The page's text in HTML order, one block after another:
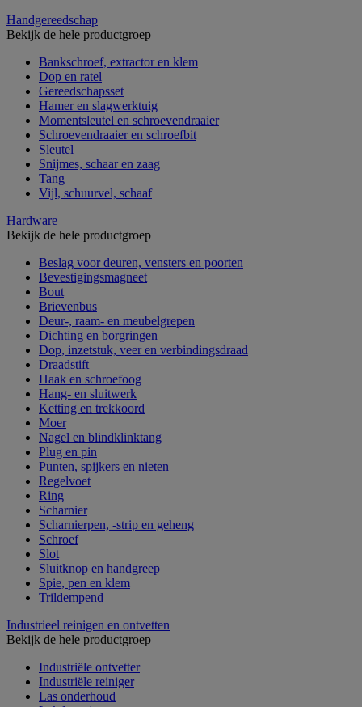
Handgereedschap
Bekijk de hele productgroep
Bankschroef, extractor en klem
Dop en ratel
Gereedschapsset
Hamer en slagwerktuig
Momentsleutel en schroevendraaier
Schroevendraaier en schroefbit
Sleutel
Snijmes, schaar en zaag
Tang
Vijl, schuurvel, schaaf
Hardware
Bekijk de hele productgroep
Beslag voor deuren, vensters en poorten
Bevestigingsmagneet
Bout
Brievenbus
Deur-, raam- en meubelgrepen
Dichting en borgringen
Dop, inzetstuk, veer en verbindingsdraad
Draadstift
Haak en schroefoog
Hang- en sluitwerk
Ketting en trekkoord
Moer
Nagel en blindklinktang
Plug en pin
Punten, spijkers en nieten
Regelvoet
Ring
Scharnier
Scharnierpen, -strip en geheng
Schroef
Slot
Sluitknop en handgreep
Spie, pen en klem
Trildempend
Industrieel reinigen en ontvetten
Bekijk de hele productgroep
Industriële ontvetter
Industriële reiniger
Las onderhoud